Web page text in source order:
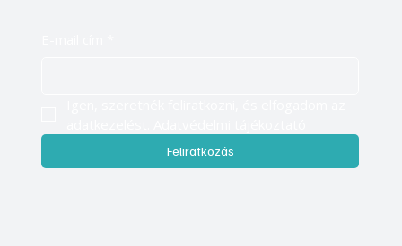
Feliratkozás